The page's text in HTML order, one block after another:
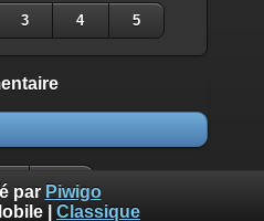
3 4 5
par Piwigo
Classique